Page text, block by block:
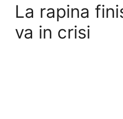
La rapina
va in crisi